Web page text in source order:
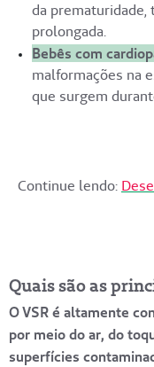
da prematuridade,
prolongada.
Bebês com
malformações na
que surgem
Continue lendo:
Quais são as
O VSR é altamente
por meio do ar, do
superfícies